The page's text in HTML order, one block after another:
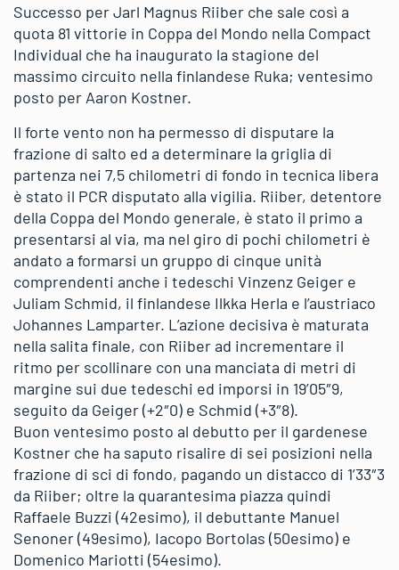
Successo per Jarl Magnus Riiber che sale così a
quota 81 vittorie in Coppa del Mondo nella Compact
Individual che ha inaugurato la stagione del
massimo circuito nella finlandese Ruka; ventesimo
posto per Aaron Kostner.
Il forte vento non ha permesso di disputare la
frazione di salto ed a determinare la griglia di
partenza nei 7,5 chilometri di fondo in tecnica libera
è stato il PCR disputato alla vigilia. Riiber, detentore
della Coppa del Mondo generale, è stato il primo a
presentarsi al via, ma nel giro di pochi chilometri è
andato a formarsi un gruppo di cinque unità
comprendenti anche i tedeschi Vinzenz Geiger e
Juliam Schmid, il finlandese Ilkka Herla e l’austriaco
Johannes Lamparter. L’azione decisiva è maturata
nella salita finale, con Riiber ad incrementare il
ritmo per scollinare con una manciata di metri di
margine sui due tedeschi ed imporsi in 19’05″9,
seguito da Geiger (+2″0) e Schmid (+3″8).
Buon ventesimo posto al debutto per il gardenese
Kostner che ha saputo risalire di sei posizioni nella
frazione di sci di fondo, pagando un distacco di 1’33″3
da Riiber; oltre la quarantesima piazza quindi
Raffaele Buzzi (42esimo), il debuttante Manuel
Senoner (49esimo), Iacopo Bortolas (50esimo) e
Domenico Mariotti (54esimo).